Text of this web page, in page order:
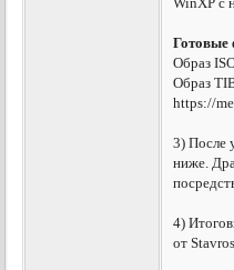
Образ
Образ
https://
3) После
ниже.
4)
от